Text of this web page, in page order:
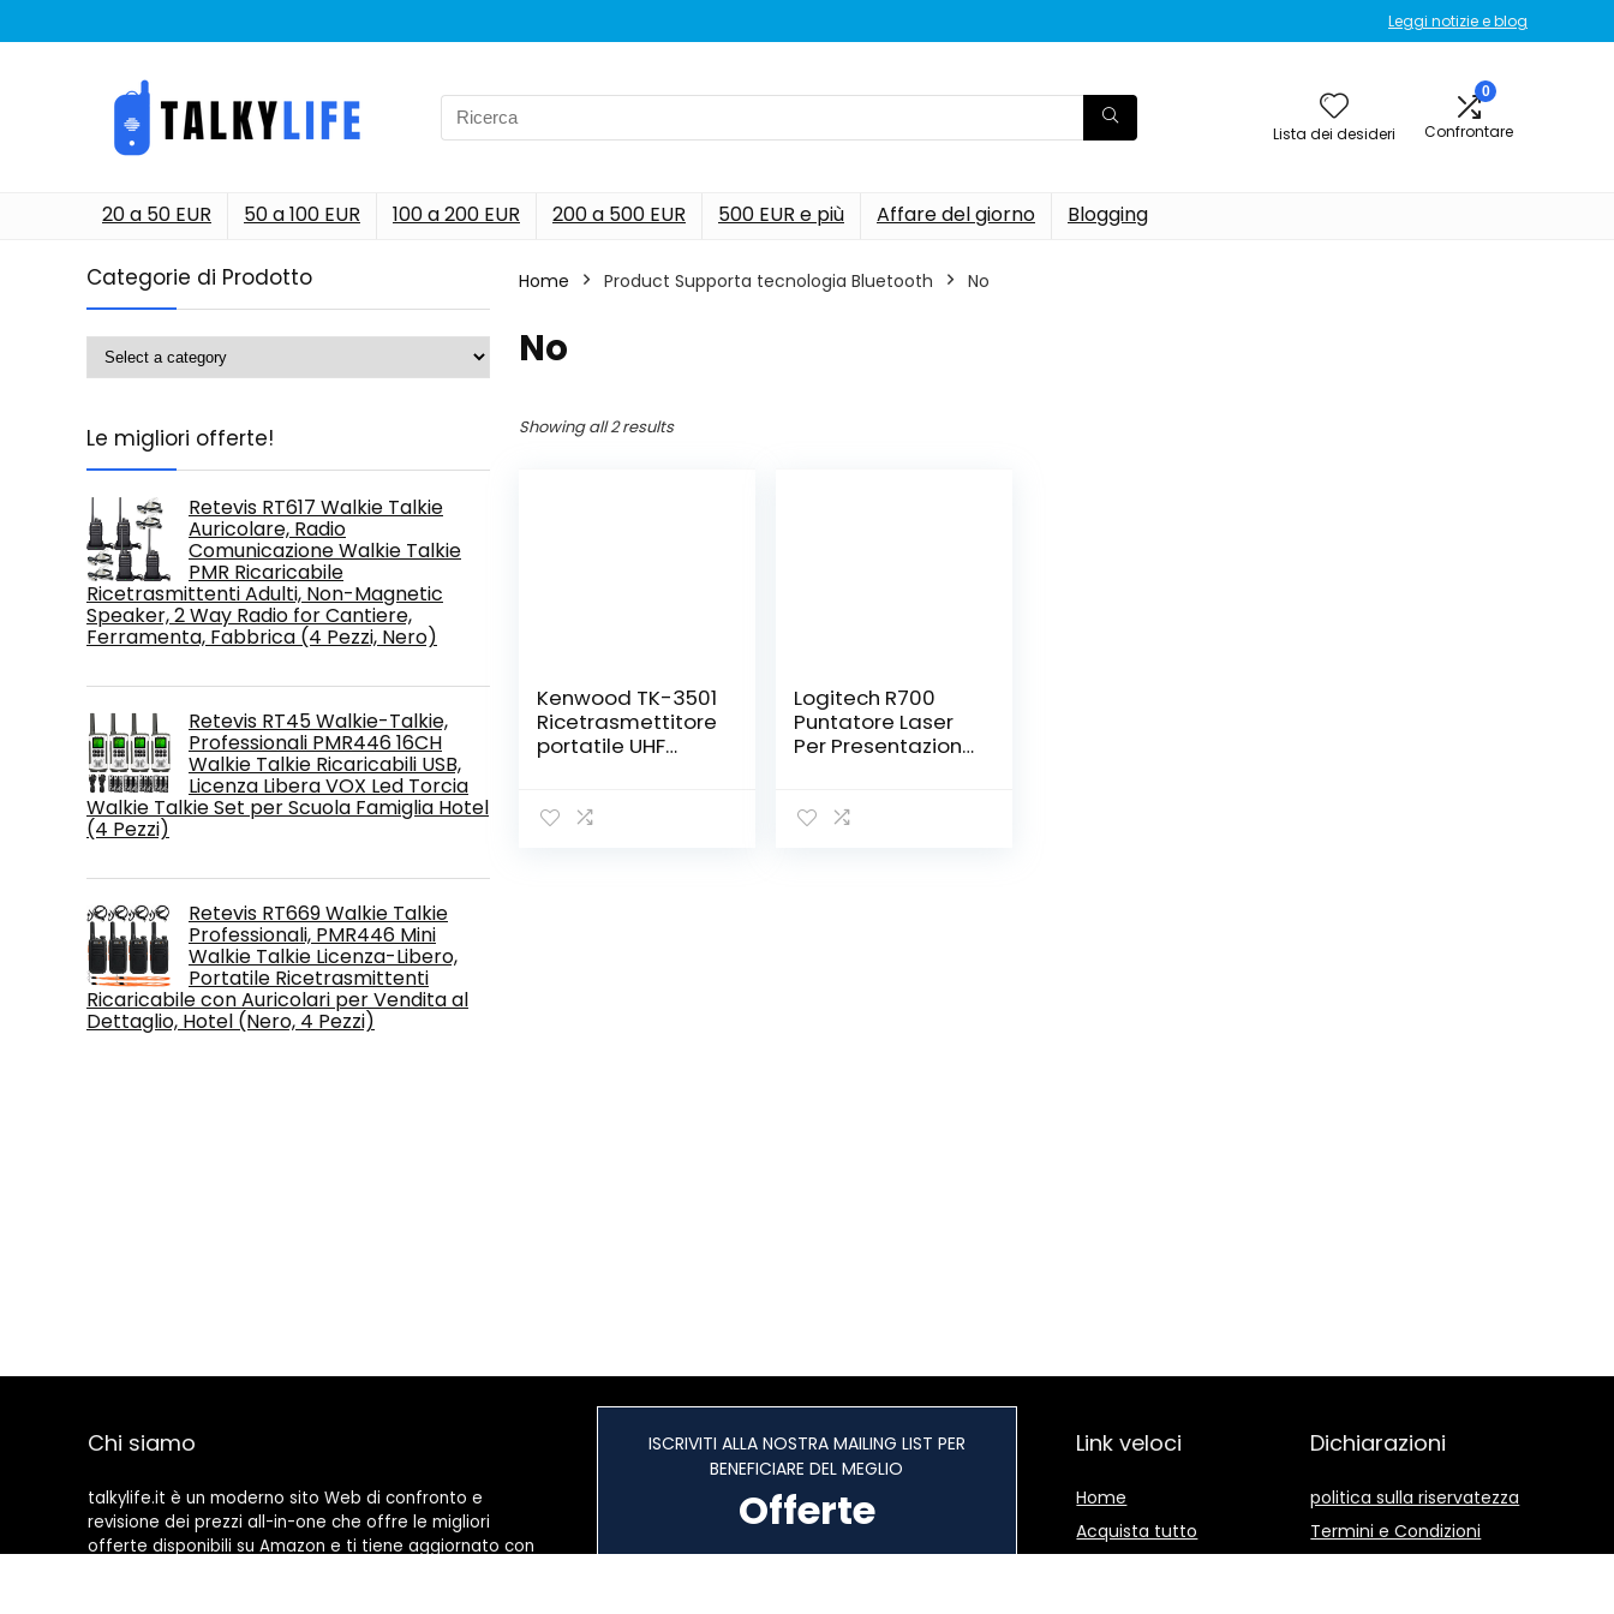
Leggi notizie e blog
Search
for:
Lista dei desideri
0
Confrontare
20 a 50 EUR 50 a 100 EUR 100 a 200 EUR 200 a 500 EUR 500 EUR e più Affare del giorno Blogging
Categorie di Prodotto
Le migliori offerte!
Retevis RT617 Walkie Talkie
Auricolare, Radio
Comunicazione Walkie Talkie
PMR Ricaricabile
Ricetrasmittenti Adulti, Non-Magnetic
Speaker, 2 Way Radio for Cantiere,
Ferramenta, Fabbrica (4 Pezzi, Nero)
Retevis RT45 Walkie-Talkie,
Professionali PMR446 16CH
Walkie Talkie Ricaricabili USB,
Licenza Libera VOX Led Torcia
Walkie Talkie Set per Scuola Famiglia Hotel
(4 Pezzi)
Retevis RT669 Walkie Talkie
Professionali, PMR446 Mini
Walkie Talkie Licenza-Libero,
Portatile Ricetrasmittenti
Ricaricabile con Auricolari per Vendita al
Dettaglio, Hotel (Nero, 4 Pezzi)
Home Product Supporta tecnologia Bluetooth ‎No
‎No
Showing all 2 results
Kenwood TK-3501
Ricetrasmettitore
portatile UHF
canali, portata
Logitech R700
Puntatore Laser
Per Presentazioni
USB Nano, ‎Pointer
Chi siamo
talkylife.it è un moderno sito Web di confronto e
revisione dei prezzi all-in-one che offre le migliori
offerte disponibili su Amazon e ti tiene aggiornato con
ISCRIVITI ALLA NOSTRA MAILING LIST PER
BENEFICIARE DEL MEGLIO
Offerte
Link veloci
Home
Acquista tutto
Dichiarazioni
politica sulla riservatezza
Termini e Condizioni